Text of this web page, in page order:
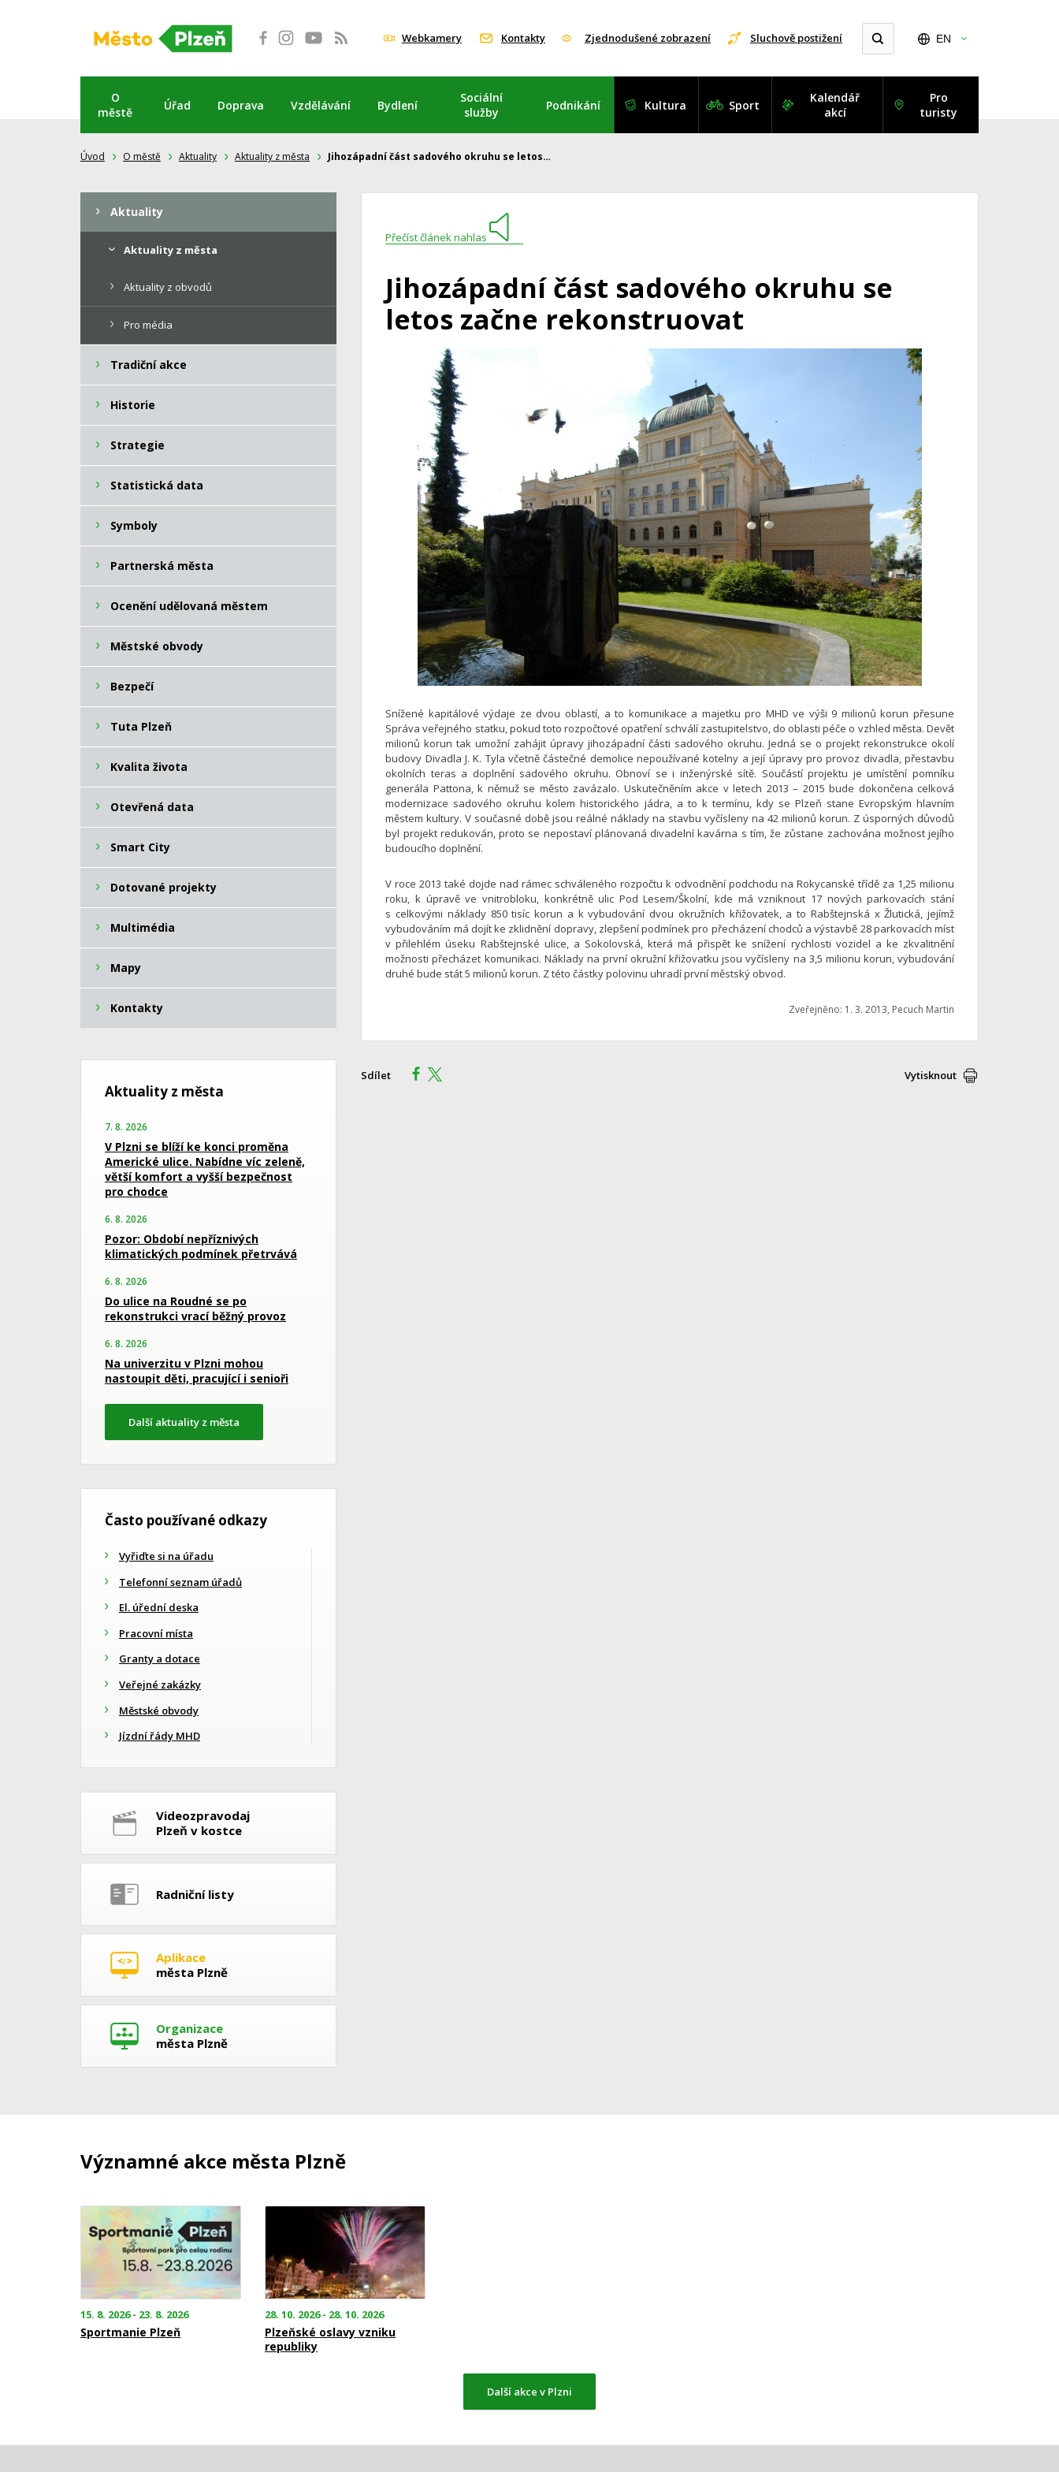
Webkamery Kontakty Zjednodušené zobrazení Sluchově postižení EN
O
městě
Úřad Doprava Vzdělávání Bydlení
Sociální
služby
Podnikání Kultura Sport
Kalendář
akcí
Pro
turisty
Úvod O městě Aktuality Aktuality z města Jihozápadní část sadového okruhu se letos…
Přečíst článek nahlas
Jihozápadní část sadového okruhu se
letos začne rekonstruovat
Snížené kapitálové výdaje ze dvou oblastí, a to komunikace a majetku pro MHD ve výši 9 milionů korun přesune
Správa veřejného statku, pokud toto rozpočtové opatření schválí zastupitelstvo, do oblasti péče o vzhled města. Devět
milionů korun tak umožní zahájit úpravy jihozápadní části sadového okruhu. Jedná se o projekt rekonstrukce okolí
budovy Divadla J. K. Tyla včetně částečné demolice nepoužívané kotelny a její úpravy pro provoz divadla, přestavbu
okolních teras a doplnění sadového okruhu. Obnoví se i inženýrské sítě. Součástí projektu je umístění pomníku
generála Pattona, k němuž se město zavázalo. Uskutečněním akce v letech 2013 – 2015 bude dokončena celková
modernizace sadového okruhu kolem historického jádra, a to k termínu, kdy se Plzeň stane Evropským hlavním
městem kultury. V současné době jsou reálné náklady na stavbu vyčísleny na 42 milionů korun. Z úsporných důvodů
byl projekt redukován, proto se nepostaví plánovaná divadelní kavárna s tím, že zůstane zachována možnost jejího
budoucího doplnění.
V roce 2013 také dojde nad rámec schváleného rozpočtu k odvodnění podchodu na Rokycanské třídě za 1,25 milionu
roku, k úpravě ve vnitrobloku, konkrétně ulic Pod Lesem/Školní, kde má vzniknout 17 nových parkovacích stání
s celkovými náklady 850 tisíc korun a k vybudování dvou okružních křižovatek, a to Rabštejnská x Žlutická, jejímž
vybudováním má dojít ke zklidnění dopravy, zlepšení podmínek pro přecházení chodců a výstavbě 28 parkovacích míst
v přilehlém úseku Rabštejnské ulice, a Sokolovská, která má přispět ke snížení rychlosti vozidel a ke zkvalitnění
možnosti přecházet komunikaci. Náklady na první okružní křižovatku jsou vyčísleny na 3,5 milionu korun, vybudování
druhé bude stát 5 milionů korun. Z této částky polovinu uhradí první městský obvod.
Zveřejněno: 1. 3. 2013, Pecuch Martin
Sdílet Vytisknout
Aktuality
Aktuality z města
Aktuality z obvodů
Pro média
Tradiční akce
Historie
Strategie
Statistická data
Symboly
Partnerská města
Ocenění udělovaná městem
Městské obvody
Bezpečí
Tuta Plzeň
Kvalita života
Otevřená data
Smart City
Dotované projekty
Multimédia
Mapy
Kontakty
Aktuality z města
7. 8. 2026
V Plzni se blíží ke konci proměna
Americké ulice. Nabídne víc zeleně,
větší komfort a vyšší bezpečnost
pro chodce
6. 8. 2026
Pozor: Období nepříznivých
klimatických podmínek přetrvává
6. 8. 2026
Do ulice na Roudné se po
rekonstrukci vrací běžný provoz
6. 8. 2026
Na univerzitu v Plzni mohou
nastoupit děti, pracující i senioři
Další aktuality z města
Často používané odkazy
Vyřiďte si na úřadu
Telefonní seznam úřadů
El. úřední deska
Pracovní místa
Granty a dotace
Veřejné zakázky
Městské obvody
Jízdní řády MHD
Videozpravodaj
Plzeň v kostce
Radniční listy
Aplikace
města Plzně
Organizace
města Plzně
Významné akce města Plzně
15. 8. 2026 - 23. 8. 2026
Sportmanie Plzeň
28. 10. 2026 - 28. 10. 2026
Plzeňské oslavy vzniku
republiky
Další akce v Plzni